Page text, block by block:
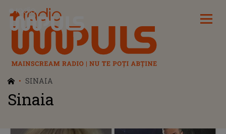
Radio Impuls
SINAIA
Sinaia